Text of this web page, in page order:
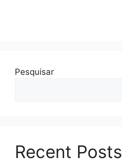
Pesquisar
Recent Posts